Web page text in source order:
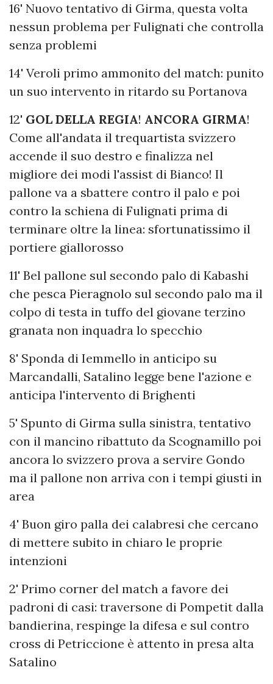
16' Nuovo tentativo di Girma, questa volta
nessun problema per Fulignati che controlla
senza problemi
14' Veroli primo ammonito del match: punito
un suo intervento in ritardo su Portanova
12' GOL DELLA REGIA! ANCORA GIRMA!
Come all'andata il trequartista svizzero
accende il suo destro e finalizza nel
migliore dei modi l'assist di Bianco! Il
pallone va a sbattere contro il palo e poi
contro la schiena di Fulignati prima di
terminare oltre la linea: sfortunatissimo il
portiere giallorosso
11' Bel pallone sul secondo palo di Kabashi
che pesca Pieragnolo sul secondo palo ma il
colpo di testa in tuffo del giovane terzino
granata non inquadra lo specchio
8' Sponda di Iemmello in anticipo su
Marcandalli, Satalino legge bene l'azione e
anticipa l'intervento di Brighenti
5' Spunto di Girma sulla sinistra, tentativo
con il mancino ribattuto da Scognamillo poi
ancora lo svizzero prova a servire Gondo
ma il pallone non arriva con i tempi giusti in
area
4' Buon giro palla dei calabresi che cercano
di mettere subito in chiaro le proprie
intenzioni
2' Primo corner del match a favore dei
padroni di casi: traversone di Pompetit dalla
bandierina, respinge la difesa e sul contro
cross di Petriccione è attento in presa alta
Satalino